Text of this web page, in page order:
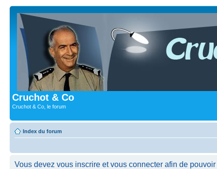
Cruchot & Co
Cruchot & Co, le forum
Index du forum
Vous devez vous inscrire et vous connecter afin de